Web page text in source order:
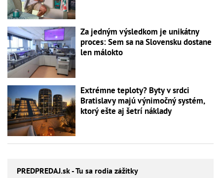
Za jedným výsledkom je unikátny
proces: Sem sa na Slovensku dostane
len málokto
Extrémne teploty? Byty v srdci
Bratislavy majú výnimočný systém,
ktorý ešte aj šetrí náklady
PREDPREDAJ.sk - Tu sa rodia zážitky